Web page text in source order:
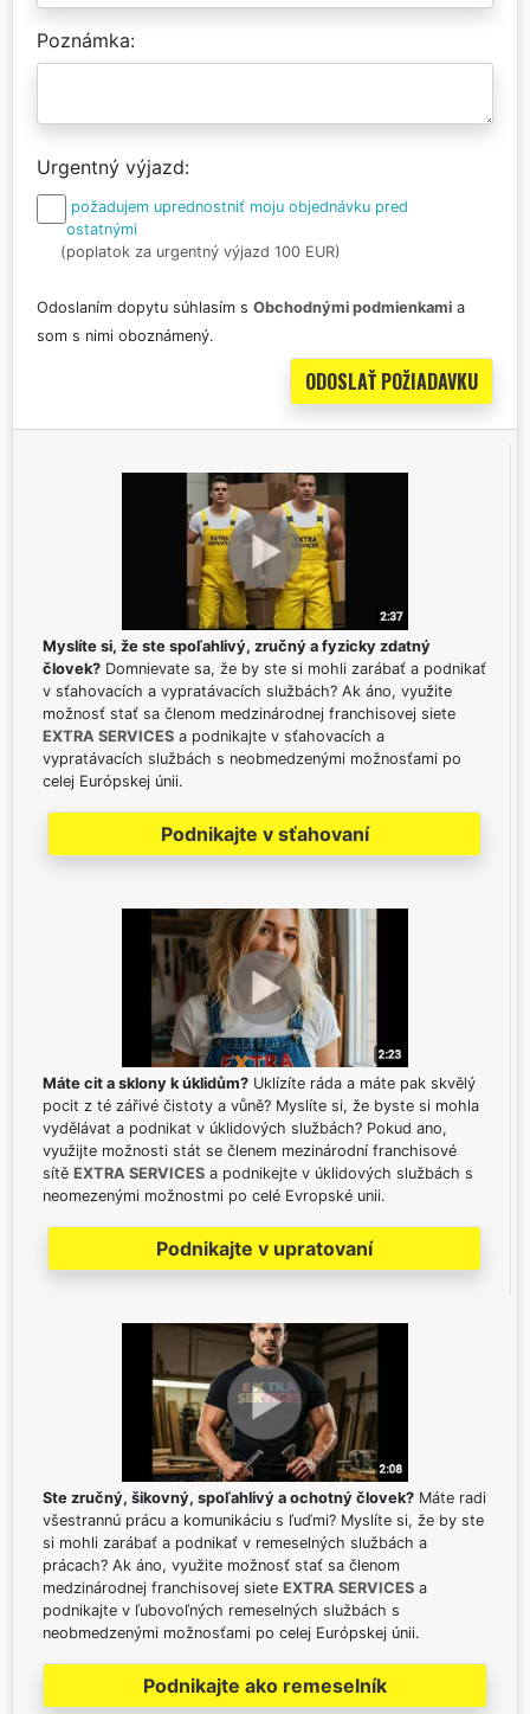
Poznámka
Urgentný výjazd
požadujem uprednostniť moju objednávku pred
ostatnými
(poplatok za urgentný výjazd 100 EUR)
Odoslaním dopytu súhlasím s Obchodnými podmienkami a
som s nimi oboznámený.
Myslíte si, že ste spoľahlivý, zručný a fyzicky zdatný
človek? Domnievate sa, že by ste si mohli zarábať a podnikať
v sťahovacích a vypratávacích službách? Ak áno, využite
možnosť stať sa členom medzinárodnej franchisovej siete
EXTRA SERVICES a podnikajte v sťahovacích a
vypratávacích službách s neobmedzenými možnosťami po
celej Európskej únii.
Podnikajte v sťahovaní
Máte cit a sklony k úklidům? Uklízíte ráda a máte pak skvělý
pocit z té zářivé čistoty a vůně? Myslíte si, že byste si mohla
vydělávat a podnikat v úklidových službách? Pokud ano,
využijte možnosti stát se členem mezinárodní franchisové
sítě EXTRA SERVICES a podnikejte v úklidových službách s
neomezenými možnostmi po celé Evropské unii.
Podnikajte v upratovaní
Ste zručný, šikovný, spoľahlivý a ochotný človek? Máte radi
všestrannú prácu a komunikáciu s ľuďmi? Myslíte si, že by ste
si mohli zarábať a podnikať v remeselných službách a
prácach? Ak áno, využite možnosť stať sa členom
medzinárodnej franchisovej siete EXTRA SERVICES a
podnikajte v ľubovoľných remeselných službách s
neobmedzenými možnosťami po celej Európskej únii.
Podnikajte ako remeselník